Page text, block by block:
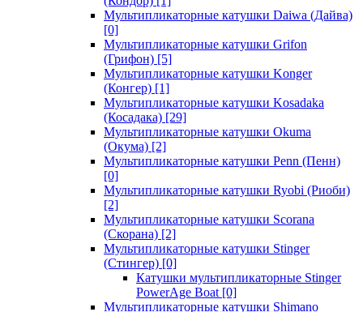
Мультипликаторные катушки Daiwa (Дайва)
[0]
Мультипликаторные катушки Grifon
(Грифон) [5]
Мультипликаторные катушки Konger
(Конгер) [1]
Мультипликаторные катушки Kosadaka
(Косадака) [29]
Мультипликаторные катушки Okuma
(Окума) [2]
Мультипликаторные катушки Penn (Пенн)
[0]
Мультипликаторные катушки Ryobi (Риоби)
[2]
Мультипликаторные катушки Scorana
(Скорана) [2]
Мультипликаторные катушки Stinger
(Стингер) [0]
Катушки мультипликаторные Stinger
PowerAge Boat [0]
Мультипликаторные катушки Shimano